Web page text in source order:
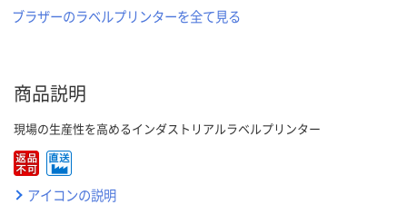
ブラザーのラベルプリンターを全て見る
商品説明
現場の生産性を高めるインダストリアルラベルプリンター
アイコンの説明